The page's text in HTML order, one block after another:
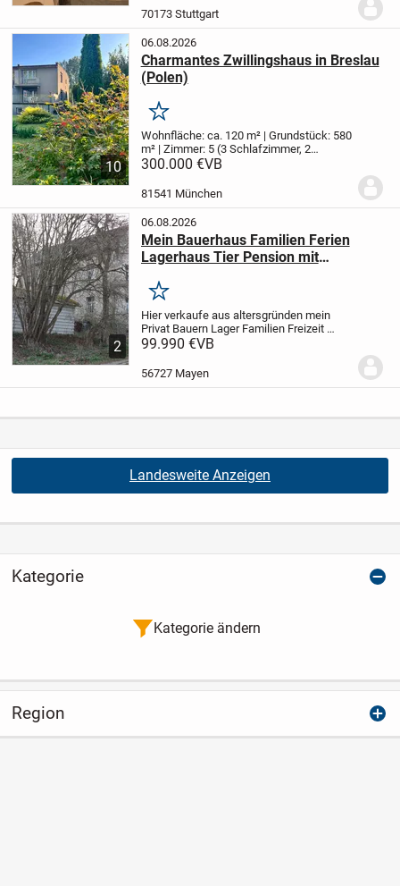
der Nähe von Supermärkten, dem
Gesundheitszent...
70173 Stuttgart
10
06.08.2026
Charmantes Zwillingshaus in Breslau
(Polen)
Merken
Wohnfläche: ca. 120 m² | Grundstück: 580
m² | Zimmer: 5 (3 Schlafzimmer, 2
Wohnzimmer) | Baujahr: 1970er
(Doppelhaushälfte) aus den 1970er
300.000 €VB
81541 München
2
06.08.2026
Mein Bauerhaus Familien Ferien
Lagerhaus Tier Pension mit
Merken
Hier verkaufe aus altersgründen mein
Privat Bauern Lager Familien Freizeit
Ferien Haus mit Garten+Campen
möglich,rundum Grundstück 205
qm+mehr möglich,Haus 100qm,9...
99.990 €VB
56727 Mayen
Landesweite Anzeigen
Kategorie
Kategorie ändern
Region